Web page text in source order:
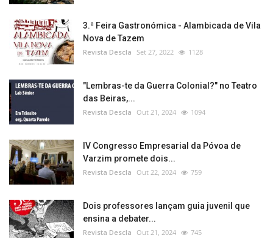
3.ª Feira Gastronómica - Alambicada de Vila
Nova de Tazem
Revista Descla Set 27, 2022 1128
"Lembras-te da Guerra Colonial?" no Teatro
das Beiras,...
Revista Descla Out 21, 2024 1094
IV Congresso Empresarial da Póvoa de
Varzim promete dois...
Revista Descla Out 22, 2024 759
Dois professores lançam guia juvenil que
ensina a debater...
Revista Descla Out 21, 2024 745